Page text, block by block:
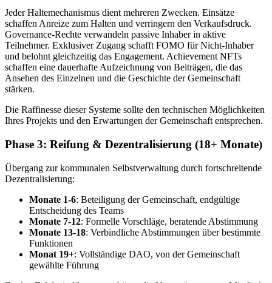
Jeder Haltemechanismus dient mehreren Zwecken. Einsätze
schaffen Anreize zum Halten und verringern den Verkaufsdruck.
Governance-Rechte verwandeln passive Inhaber in aktive
Teilnehmer. Exklusiver Zugang schafft FOMO für Nicht-Inhaber
und belohnt gleichzeitig das Engagement. Achievement NFTs
schaffen eine dauerhafte Aufzeichnung von Beiträgen, die das
Ansehen des Einzelnen und die Geschichte der Gemeinschaft
stärken.
Die Raffinesse dieser Systeme sollte den technischen Möglichkeiten
Ihres Projekts und den Erwartungen der Gemeinschaft entsprechen.
Phase 3: Reifung & Dezentralisierung (18+ Monate)
Übergang zur kommunalen Selbstverwaltung durch fortschreitende
Dezentralisierung:
Monate 1-6: Beteiligung der Gemeinschaft, endgültige
Entscheidung des Teams
Monate 7-12: Formelle Vorschläge, beratende Abstimmung
Monate 13-18: Verbindliche Abstimmungen über bestimmte
Funktionen
Monat 19+: Vollständige DAO, von der Gemeinschaft
gewählte Führung